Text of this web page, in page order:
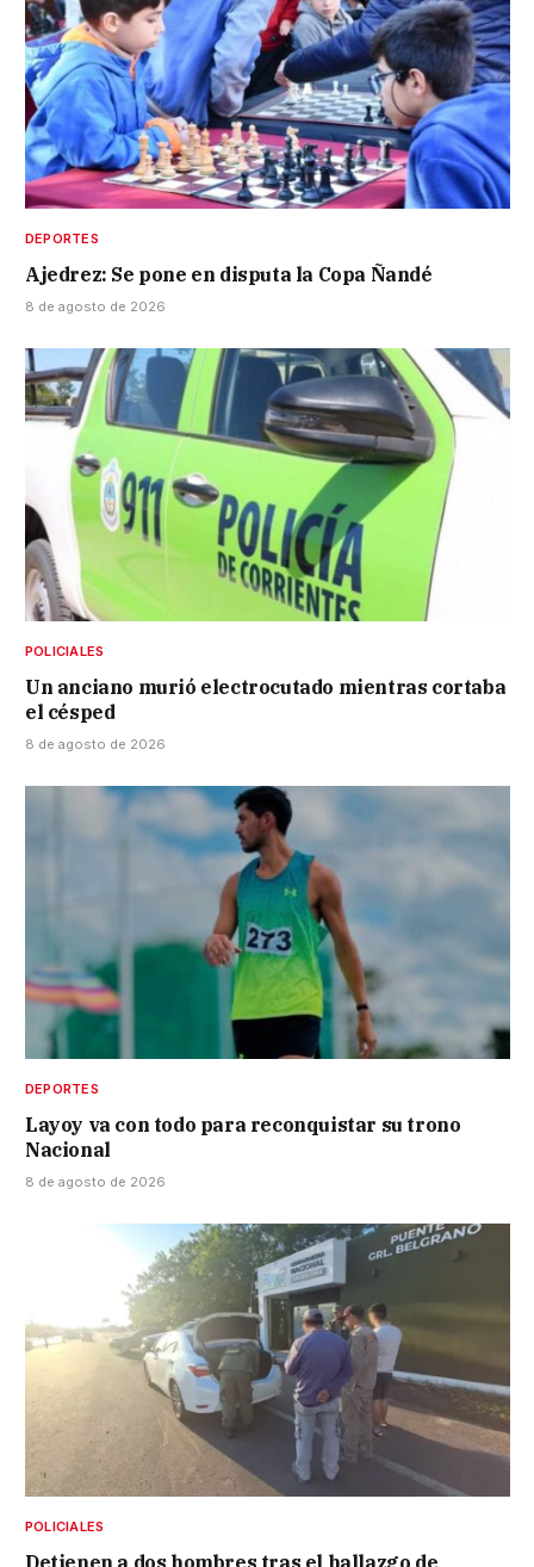
DEPORTES
Ajedrez: Se pone en disputa la Copa Ñandé
8 de agosto de 2026
POLICIALES
Un anciano murió electrocutado mientras cortaba
el césped
8 de agosto de 2026
DEPORTES
Layoy va con todo para reconquistar su trono
Nacional
8 de agosto de 2026
POLICIALES
Detienen a dos hombres tras el hallazgo de